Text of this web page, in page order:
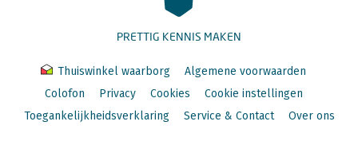
PRETTIG KENNIS MAKEN
Thuiswinkel waarborg
Algemene voorwaarden
Colofon
Privacy Cookies
Cookie instellingen
Toegankelijkheidsverklaring
Service & Contact Over ons